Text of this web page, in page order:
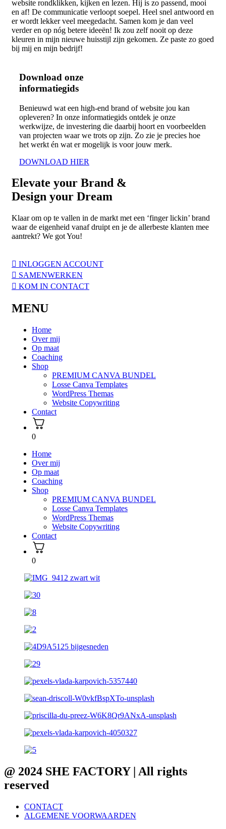
website rondklikken, kijken en lezen. Hij is zo passend, mooi
en af! De communicatie verloopt soepel. Heel snel antwoord en
er wordt lekker veel meegedacht. Samen kom je dan veel
verder en op nóg betere ideeën! Ik zou zelf nooit op deze
kleuren in mijn nieuwe huisstijl zijn gekomen. Ze paste zo goed
bij mij en mijn bedrijf!
Download onze
informatiegids
Benieuwd wat een high-end brand of website jou kan
opleveren? In onze informatiegids ontdek je onze
werkwijze, de investering die daarbij hoort en voorbeelden
van projecten waar we trots op zijn. Zo zie je precies hoe
het werkt én wat er mogelijk is voor jouw merk.
DOWNLOAD HIER
Elevate your Brand &
Design your Dream
Klaar om op te vallen in de markt met een ‘finger lickin’ brand
waar de eigenheid vanaf druipt en je de allerbeste klanten mee
aantrekt? We got You!
INLOGGEN ACCOUNT
SAMENWERKEN
KOM IN CONTACT
MENU
Home
Over mij
Op maat
Coaching
Shop
PREMIUM CANVA BUNDEL
Losse Canva Templates
WordPress Themas
Website Copywriting
Contact
0
Home
Over mij
Op maat
Coaching
Shop
PREMIUM CANVA BUNDEL
Losse Canva Templates
WordPress Themas
Website Copywriting
Contact
0
@ 2024 SHE FACTORY | All rights
reserved
CONTACT
ALGEMENE VOORWAARDEN